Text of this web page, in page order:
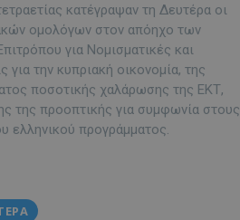
κατέγραψαν τη Δευτέρα οι
ομολόγων στον απόηχο των
για Νομισματικές και
για την κυπριακή οικονομία, της
ποσοτικής χαλάρωσης της ΕΚΤ,
της προοπτικής για συμφωνία στους
ελληνικού προγράμματος.